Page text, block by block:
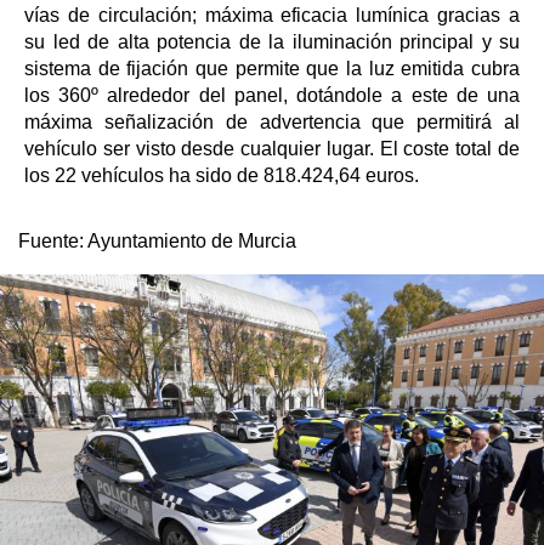
vías de circulación; máxima eficacia lumínica gracias a
su led de alta potencia de la iluminación principal y su
sistema de fijación que permite que la luz emitida cubra
los 360º alrededor del panel, dotándole a este de una
máxima señalización de advertencia que permitirá al
vehículo ser visto desde cualquier lugar. El coste total de
los 22 vehículos ha sido de 818.424,64 euros.
Fuente: Ayuntamiento de Murcia